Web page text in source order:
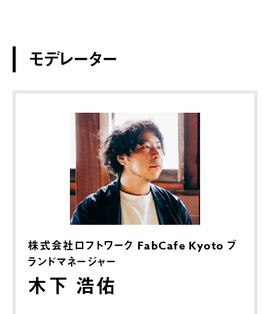
モデレーター
株式会社ロフトワーク FabCafe Kyoto ブ
ランドマネージャー
木下 浩佑